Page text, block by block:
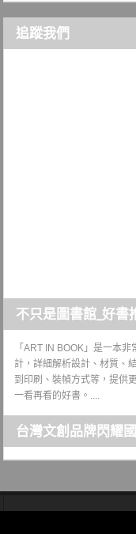
追蹤我們
不只是圖書館_好書
「ART IN BOOK」是一本
計，詳細解析設計、材質、
到印刷、裝幀方式等，提供
一看再看的好書。....
台灣文創品牌閃耀